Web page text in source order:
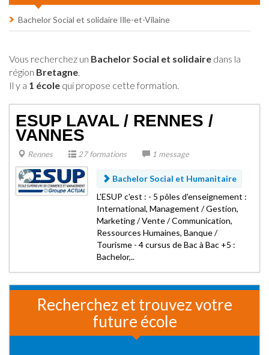
Bachelor Social et solidaire Ille-et-Vilaine
Vous recherchez un Bachelor Social et solidaire dans la
région Bretagne.
Il y a 1 école qui propose cette formation.
ESUP LAVAL / RENNES /
VANNES
Rennes 27 formations 1 message
Bachelor Social et Humanitaire
L'ESUP c'est : - 5 pôles d'enseignement :
International, Management / Gestion,
Marketing / Vente / Communication,
Ressources Humaines, Banque /
Tourisme - 4 cursus de Bac à Bac +5 :
Bachelor,..
Recherchez et trouvez votre
future école